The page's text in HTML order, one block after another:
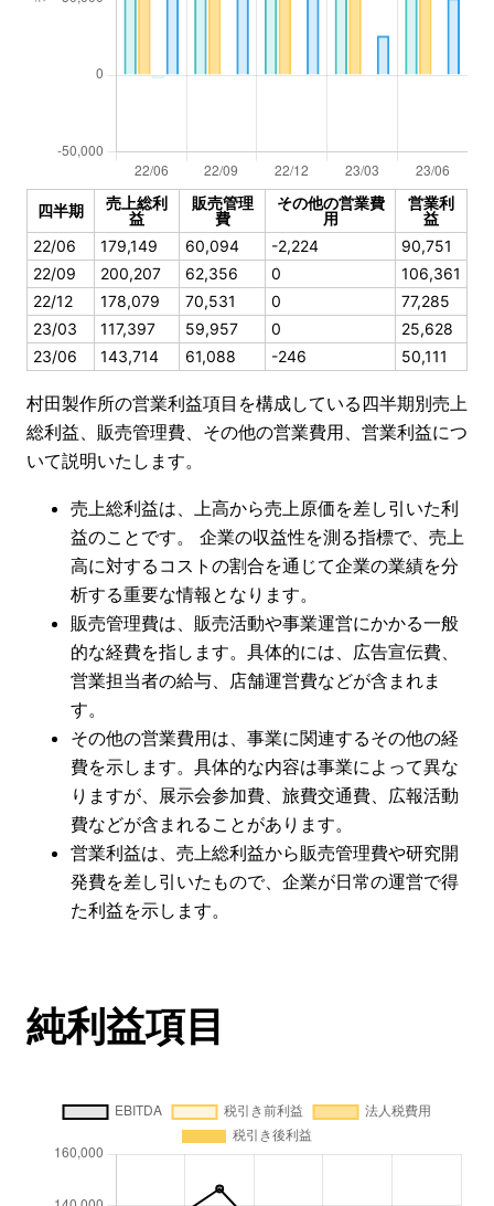
四半期
売上総利
益
販売管理
費
その他の営業費
用
営業利
益
22/06
179,149 60,094 -2,224
90,751
22/09
200,207 62,356 0
106,361
22/12
178,079 70,531 0
77,285
23/03
117,397 59,957 0
25,628
23/06
143,714 61,088 -246 50,111
村田製作所の営業利益項目を構成している四半期別売上
総利益、販売管理費、その他の営業費用、営業利益につ
いて説明いたします。
売上総利益は、上高から売上原価を差し引いた利
益のことです。 企業の収益性を測る指標で、売上
高に対するコストの割合を通じて企業の業績を分
析する重要な情報となります。
販売管理費は、販売活動や事業運営にかかる一般
的な経費を指します。具体的には、広告宣伝費、
営業担当者の給与、店舗運営費などが含まれま
す。
その他の営業費用は、事業に関連するその他の経
費を示します。具体的な内容は事業によって異な
りますが、展示会参加費、旅費交通費、広報活動
費などが含まれることがあります。
営業利益は、売上総利益から販売管理費や研究開
発費を差し引いたもので、企業が日常の運営で得
た利益を示します。
純利益項目